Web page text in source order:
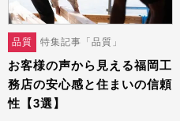
品質 特集記事「品質」
お客様の声から見える福岡工
務店の安心感と住まいの信頼
性【3選】